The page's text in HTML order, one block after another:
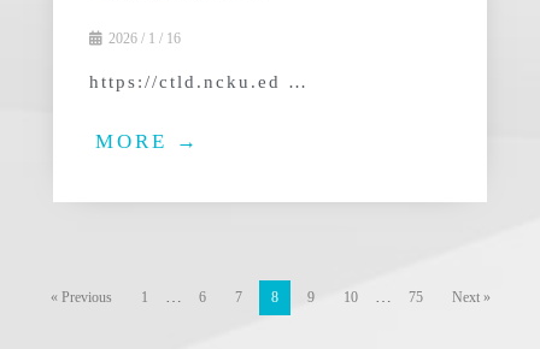
2026 / 1 / 16
https://ctld.ncku.ed …
MORE →
« Previous 1 … 6 7 8 9 10 … 75 Next »